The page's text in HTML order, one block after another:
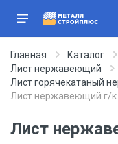
Главная Каталог
Лист нержавеющий
Лист горячекатаный
Лист нержавеющий г/
Лист